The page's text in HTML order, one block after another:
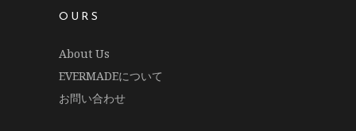
OURS
About Us
EVERMADEについて
お問い合わせ